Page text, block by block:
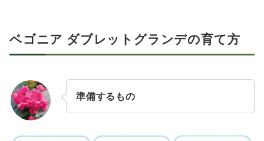
ベゴニア ダブレットグランデの育て方
準備するもの